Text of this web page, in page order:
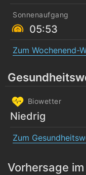
Sonnenaufgang
05:53
Zum Wochenend-
Biowetter
Niedrig
Zum
Vorhersage